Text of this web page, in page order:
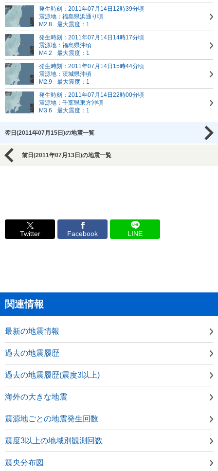
発生時刻：2011年07月14日12時39分頃
震源地：福島県浜通り頃
M2.8
最大震度：1
発生時刻：2011年07月14日14時17分頃
震源地：福島県沖頃
M4.2
最大震度：1
発生時刻：2011年07月14日15時44分頃
震源地：茨城県沖頃
M2.9
最大震度：1
発生時刻：2011年07月14日22時00分頃
震源地：千葉県東方沖頃
M3.6
最大震度：1
翌日(2011年07月15日)の地震一覧
前日(2011年07月13日)の地震一覧
Twitter Facebook LINE
関連情報
最新の地震情報
過去の地震履歴
過去の地震履歴(震度3以上)
海外の大きな地震
震源地ごとの地震発生回数
震度3以上の地域別観測回数
震央分布図